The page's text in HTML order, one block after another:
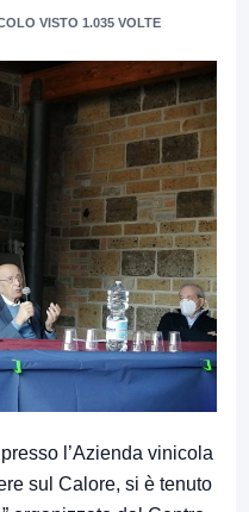
VISTO 1.035 VOLTE
l’Azienda vinicola
sul Calore, si è tenuto